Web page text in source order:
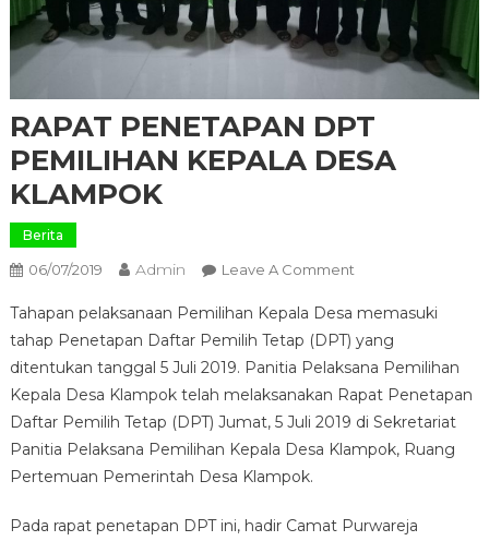
RAPAT PENETAPAN DPT
PEMILIHAN KEPALA DESA
KLAMPOK
Berita
06/07/2019 Admin Leave A CommentOn
PENETAPAN
DPT
PEMILIHAN
KEPALA
DESA
KLAMPOK
Tahapan pelaksanaan Pemilihan Kepala Desa memasuki
tahap Penetapan Daftar Pemilih Tetap (DPT) yang
ditentukan tanggal 5 Juli 2019. Panitia Pelaksana Pemilihan
Kepala Desa Klampok telah melaksanakan Rapat Penetapan
Daftar Pemilih Tetap (DPT) Jumat, 5 Juli 2019 di Sekretariat
Panitia Pelaksana Pemilihan Kepala Desa Klampok, Ruang
Pertemuan Pemerintah Desa Klampok.
Pada rapat penetapan DPT ini, hadir Camat Purwareja